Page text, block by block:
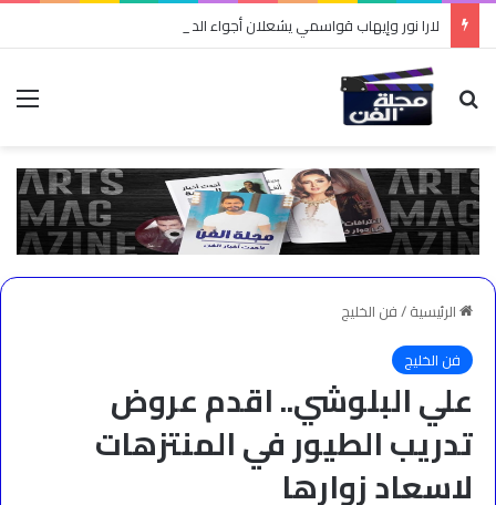
لارا نور وإيهاب قواسمي يشعلان أجواء الدبكة في “طربقة”
بحث عن
الرئيسية/فن الخليج
فن الخليج
علي البلوشي.. اقدم عروض
تدريب الطيور في المنتزهات
لاسعاد زوارها